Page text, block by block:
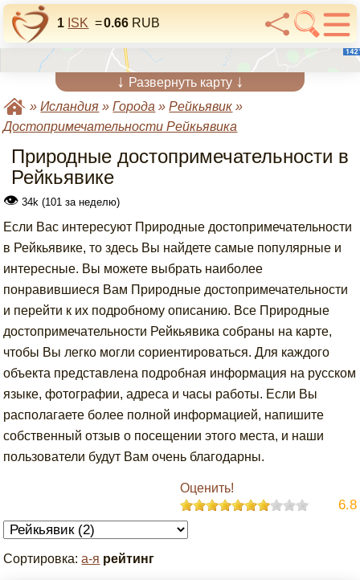
1 ISK =0.66 RUB
↓ Развернуть карту ↓
»Исландия »Города »Рейкьявик »
Достопримечательности Рейкьявика
Природные достопримечательности в
Рейкьявике
👁 34k (101 за неделю)
Если Вас интересуют Природные достопримечательности
в Рейкьявике, то здесь Вы найдете самые популярные и
интересные. Вы можете выбрать наиболее
понравившиеся Вам Природные достопримечательности
и перейти к их подробному описанию. Все Природные
достопримечательности Рейкьявика собраны на карте,
чтобы Вы легко могли сориентироваться. Для каждого
объекта представлена подробная информация на русском
языке, фотографии, адреса и часы работы. Если Вы
располагаете более полной информацией, напишите
собственный отзыв о посещении этого места, и наши
пользователи будут Вам очень благодарны.
Оценить!
6.8
Сортировка:а-я рейтинг